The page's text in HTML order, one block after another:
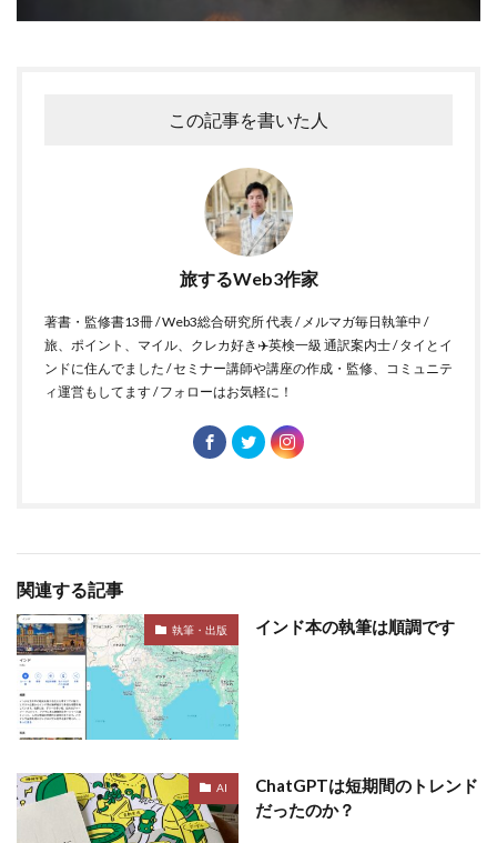
この記事を書いた人
旅するWeb3作家
著書・監修書13冊 / Web3総合研究所 代表 / メルマガ毎日執筆中 /
旅、ポイント、マイル、クレカ好き✈️英検一級 通訳案内士 / タイとイ
ンドに住んでました / セミナー講師や講座の作成・監修、コミュニテ
ィ運営もしてます / フォローはお気軽に！
関連する記事
執筆・出版 インド本の執筆は順調です
AI
ChatGPTは短期間のトレンド
だったのか？